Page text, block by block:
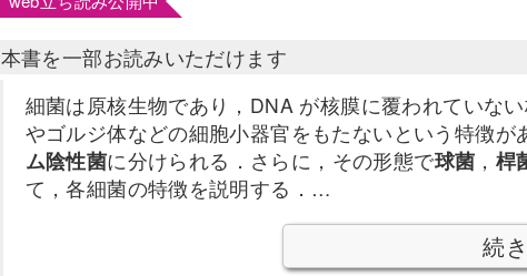
本書を一部お読みいただけます
細菌は原核生物であり，DNA が核膜に覆われていな
やゴルジ体などの細胞小器官をもたないという特徴
ム陰性菌に分けられる．さらに，その形態で球菌 ， 桿
て，各細菌の特徴を説明する．…
続